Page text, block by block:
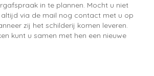
in te plannen. Mocht u niet
via de mail nog contact met u op
zij het schilderij komen leveren.
kunt u samen met hen een nieuwe